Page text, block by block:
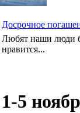
Досрочное
Любят наши люди
нравится...
1-5